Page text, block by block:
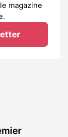
magazine